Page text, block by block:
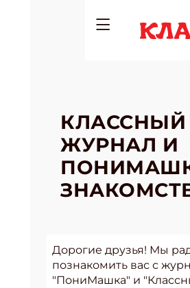
КЛАССНЫЙ
ЖУРНАЛ И
Дорогие друзья! Мы
познакомить вас с
"ПониМашка" и